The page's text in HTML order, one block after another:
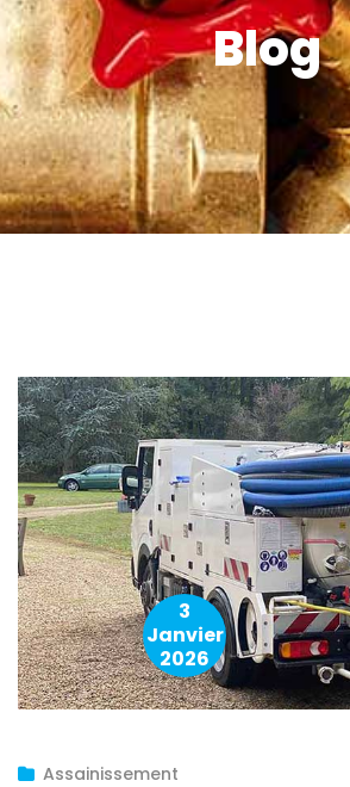
Blog
Assainissement
3
Janvier
2026